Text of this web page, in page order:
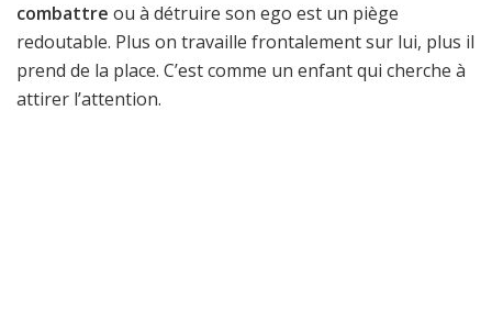
combattre ou à détruire son ego est un piège
redoutable. Plus on travaille frontalement sur lui, plus il
prend de la place. C’est comme un enfant qui cherche à
attirer l’attention.